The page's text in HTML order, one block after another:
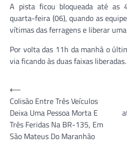
A pista ficou bloqueada até as
quarta-feira (06), quando as
vítimas das ferragens e liberar
Por volta das 11h da manhã o
via ficando às duas faixas liberadas.
Navegação
de
Post
⟵
Colisão Entre Três Veículos
Deixa Uma Pessoa Morta E
Três Feridas Na BR-135, Em
São Mateus Do Maranhão